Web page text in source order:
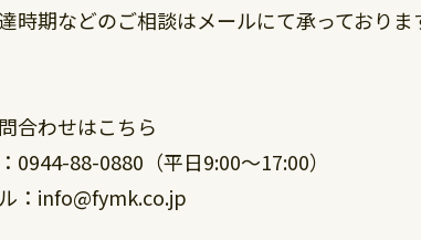
時期などのご相談はメールにて承っており
合わせはこちら
0944-88-0880（平日9:00～17:00）
：info@fymk.co.jp